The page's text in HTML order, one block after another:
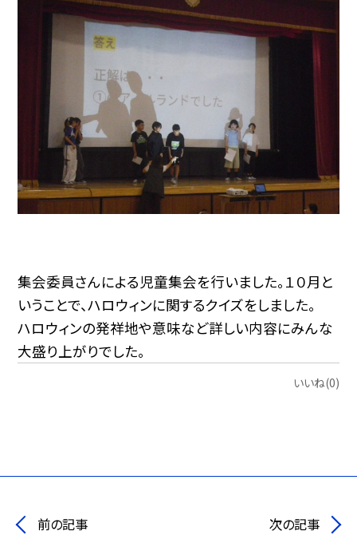
集会委員さんによる児童集会を行いました。１０月と
いうことで、ハロウィンに関するクイズをしました。
ハロウィンの発祥地や意味など詳しい内容にみんな
大盛り上がりでした。
いいね(0)
前の記事 次の記事